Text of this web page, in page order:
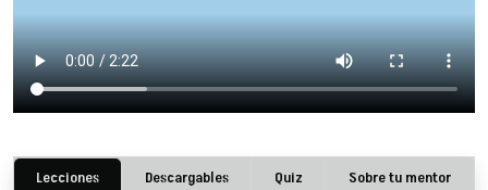
Lecciones Descargables Quiz Sobre tu mentor